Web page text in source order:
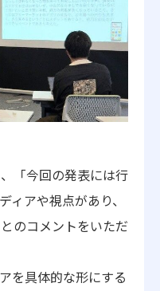
「今回の発表には行
ィアや視点があり、
のコメントをいただ
を具体的な形にする